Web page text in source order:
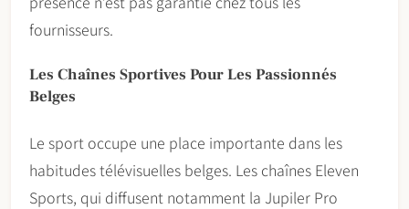
fournisseurs.
Les Chaînes Sportives Pour Les Passionnés
Belges
Le sport occupe une place importante dans les
habitudes télévisuelles belges. Les chaînes Eleven
Sports, qui diffusent notamment la Jupiler Pro